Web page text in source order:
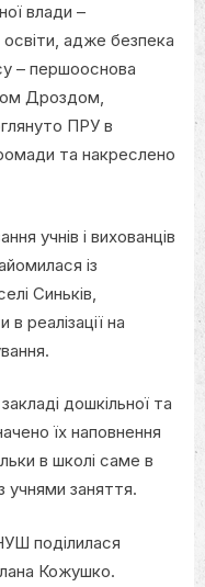
влади –
освіти, адже безпека
– першооснова
Дроздом,
ПРУ в
та накреслено
учнів і вихованців
із
Синьків,
в реалізації на
дошкільної та
їх наповнення
в школі саме в
учнями заняття.
поділилася
Кожушко.